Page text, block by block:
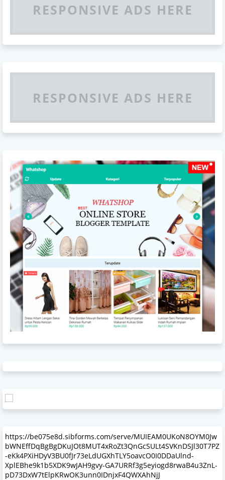
RESPONSIVE ADS HERE
RESPONSIVE ADS HERE
https://be075e8d.sibforms.com/serve/MUIEAM0UKoN8OYM0Jw
bWNEffDqBgBgDKuJOt8MUT4xRoZt3QnGcSULt4SVKnDSJl30T7PZ
-eKk4PXiHDyV3BU0fJr73eLdUGXhTLY5oavcO0I0DDaUlnd-
XplEBhe9k1b5XDK9wJAH9gvy-GA7URRf3g5eyiogd8rwaB4u3ZnL-
pD73DxW7tElpKRwOK3unn0IDnjxF4QWXAhNjJ